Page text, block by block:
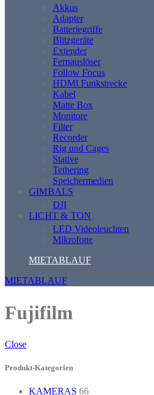
Akkus
Adapter
Batteriegriffe
Blitzgeräte
Extender
Fernauslöser
Follow Focus
HDMI Funkstrecke
Kabel
Matte Box
Monitore
Filter
Recorder
Rig und Cages
Stative
Tethering
Speichermedien
GIMBALS
DJI
LICHT & TON
LED Videoleuchten
Mikrofone
MIETABLAUF
MIETABLAUF
Fujifilm
Close
Produkt-Kategorien
KAMERAS 66